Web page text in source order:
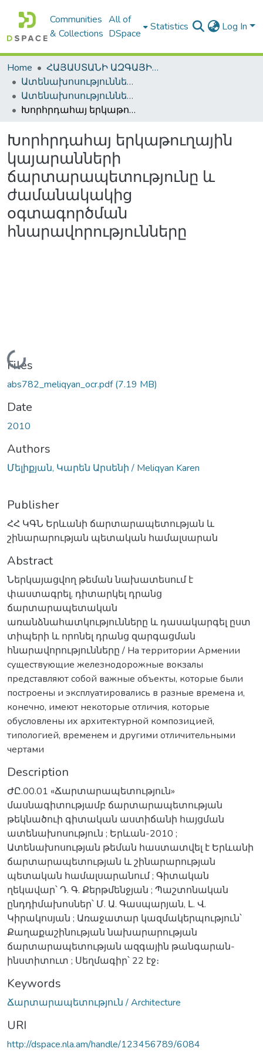
Communities
& Collections
All of
DSpace
Statistics Log In
Home
ՀԱՅԱՍՏԱՆԻ ԱԶԳԱՅԻՆ ԳՐԱԴԱՐԱՆԻ ԹՎԱՅԻՆ ՊԱՀՈՑ / DIGITAL REPOSITORY OF NLA
Ատենախոսություններ և սեղմագրեր / Theses & Abstracts
Ատենախոսություններ և սեղմագրեր / Theses & Abstracts
Խորհրդահայ երկաթուղային կայարանների ճարտարապետությունը և ժամանակակից օգտագործման հնարավորությունները
Խորհրդահայ երկաթուղային
կայարանների
ճարտարապետությունը և
ժամանակակից
օգտագործման
հնարավորությունները
Loading...
Files
abs782_meliqyan_ocr.pdf(7.19 MB)
Date
2010
Authors
Մելիքյան, Կարեն Արսենի / Meliqyan Karen
Publisher
ՀՀ ԿԳՆ Երևանի ճարտարապետության և
շինարարության պետական համալսարան
Abstract
Ներկայացվող թեման նախատեսում է
փաստագրել, դիտարկել դրանց
ճարտարապետական
առանձնահատկությունները և դասակարգել ըստ
տիպերի և որոնել դրանց զարգացման
հնարավորությունները / На территории Армении
существующие железнодорожные вокзалы
представляют собой важные объекты, которые были
построены и эксплуатировались в разные времена и,
конечно, имеют некоторые отличия, которые
обусловлены их архитектурной композицией,
типологией, временем и другими отличительными
чертами
Description
ԺԸ.00.01 «Ճարտարապետություն»
մասնագիտությամբ ճարտարապետության
թեկնածուի գիտական աստիճանի հայցման
ատենախոսություն ; Երևան-2010 ;
Ատենախոսության թեման հաստատվել է Երևանի
ճարտարապետության և շինարարության
պետական համալսարանում ; Գիտական
ղեկավար՝ Դ. Գ. Քերթմենջյան ; Պաշտոնական
ընդդիմախոսներ՝ Մ. Ա. Գասպարյան, Լ. Վ.
Կիրակոսյան ; Առաջատար կազմակերպություն՝
Քաղաքաշինության նախարարության
ճարտարապետության ազգային թանգարան-
ինստիտուտ ; Սեղմագիր՝ 22 էջ։
Keywords
Ճարտարապետություն / Architecture
URI
http://dspace.nla.am/handle/123456789/6084